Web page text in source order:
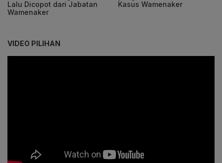
Lalu Dicopot dari Jabatan
Wamenaker
Kasus Wamenaker
VIDEO PILIHAN